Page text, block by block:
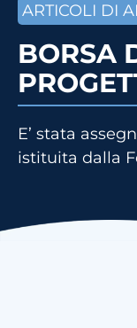
ARTICOLI DI
BORSA
E’ stata
istituita dalla